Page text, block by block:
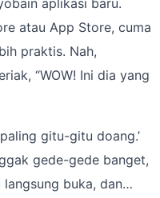
aplikasi baru.
atau App Store, cuma
praktis. Nah,
“WOW! Ini dia yang
gitu-gitu doang.’
gede-gede banget,
langsung buka, dan…